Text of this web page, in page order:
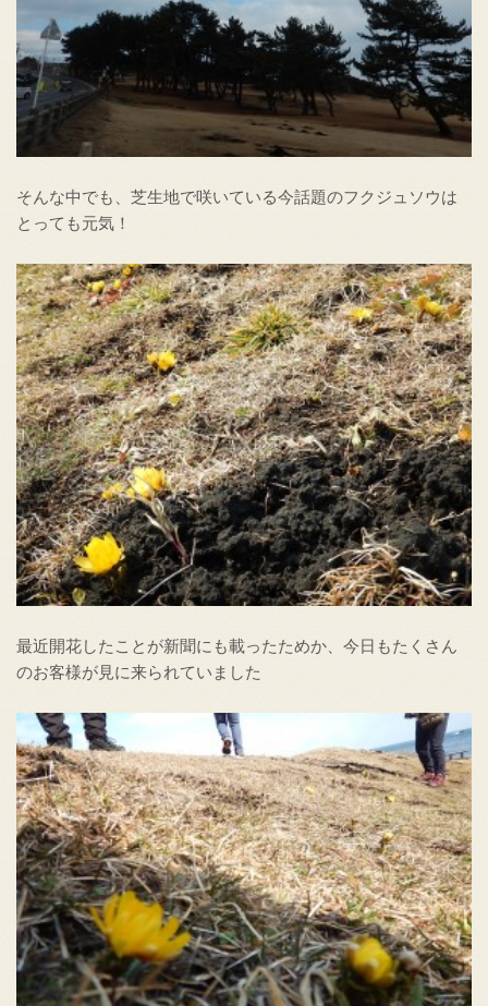
そんな中でも、芝生地で咲いている今話題のフクジュソウは
とっても元気！
最近開花したことが新聞にも載ったためか、今日もたくさん
のお客様が見に来られていました